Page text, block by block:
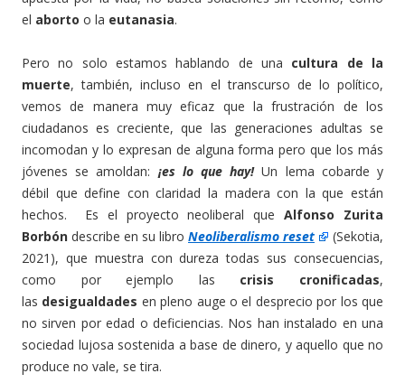
el aborto o la eutanasia.
Pero no solo estamos hablando de una cultura de la
muerte, también, incluso en el transcurso de lo político,
vemos de manera muy eficaz que la frustración de los
ciudadanos es creciente, que las generaciones adultas se
incomodan y lo expresan de alguna forma pero que los más
jóvenes se amoldan: ¡es lo que hay!Un lema cobarde y
débil que define con claridad la madera con la que están
hechos. Es el proyecto neoliberal queAlfonso Zurita
Borbón describe en su libro Neoliberalismo reset
(Sekotia,
2021), que muestra con dureza todas sus consecuencias,
como por ejemplo las crisis cronificadas,
las desigualdades en pleno auge o el desprecio por los que
no sirven por edad o deficiencias. Nos han instalado en una
sociedad lujosa sostenida a base de dinero, y aquello que no
produce no vale, se tira.